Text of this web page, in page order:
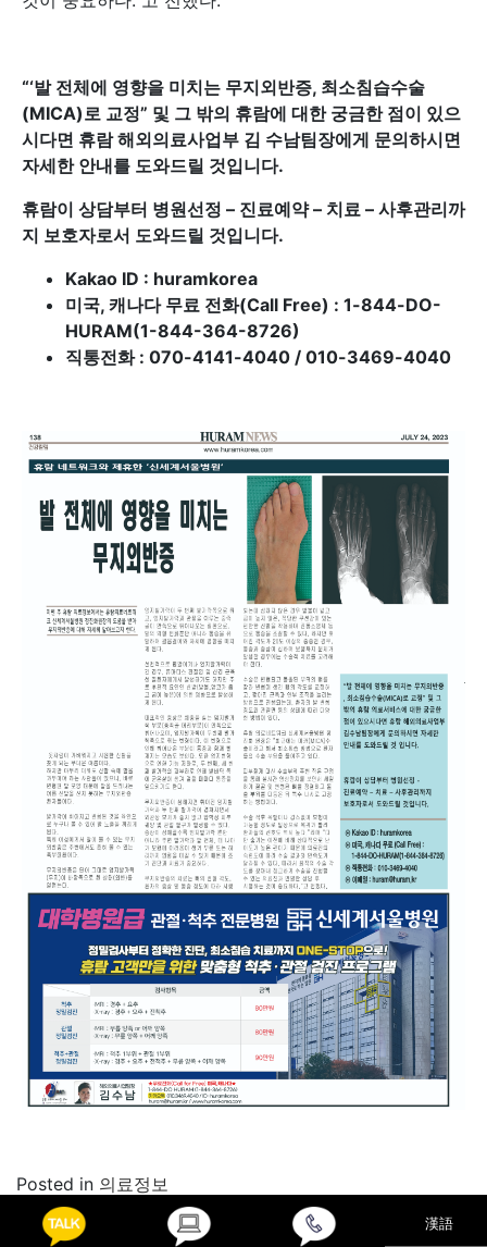
“‘발 전체에 영향을 미치는 무지외반증, 최소침습수술
(MICA)로 교정” 및 그 밖의 휴람에 대한 궁금한 점이 있으
시다면 휴람 해외의료사업부 김 수남팀장에게 문의하시면
자세한 안내를 도와드릴 것입니다.
휴람이 상담부터 병원선정 – 진료예약 – 치료 – 사후관리까
지 보호자로서 도와드릴 것입니다.
Kakao ID : huramkorea
미국, 캐나다 무료 전화(Call Free) : 1-844-DO-
HURAM(1-844-364-8726)
직통전화 : 070-4141-4040 / 010-3469-4040
Posted in 의료정보
‘머리 속 시한폭탄’ 뇌동맥류,
漢語